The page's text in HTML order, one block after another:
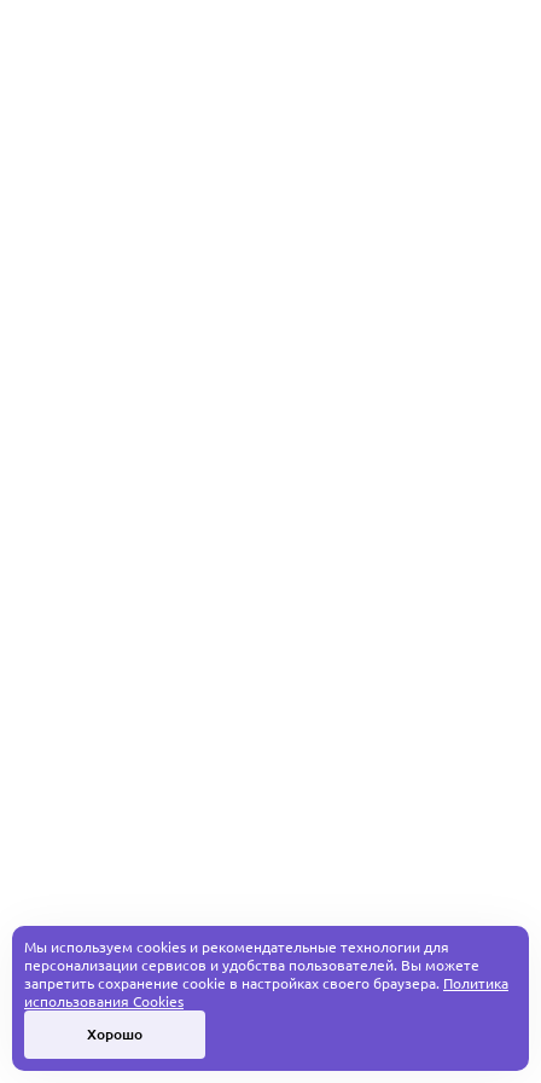
Мы используем cookies и рекомендательные технологии для
персонализации сервисов и удобства пользователей. Вы можете
запретить сохранение cookie в настройках своего браузера. Политика
использования Cookies
Хорошо